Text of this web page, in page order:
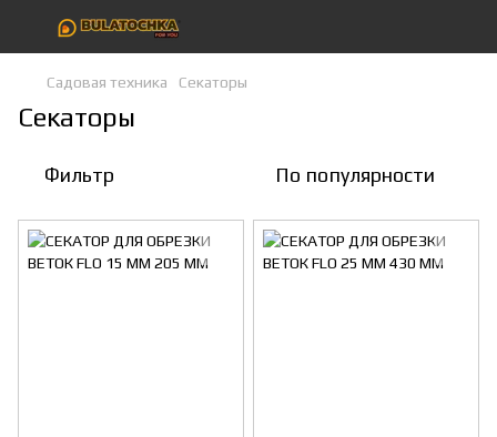
Садовая техника Секаторы
Секаторы
Фильтр По популярности